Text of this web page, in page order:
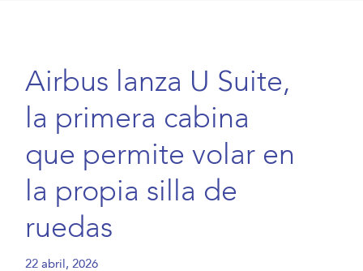
Airbus lanza U Suite,
la primera cabina
que permite volar en
la propia silla de
ruedas
22 abril, 2026